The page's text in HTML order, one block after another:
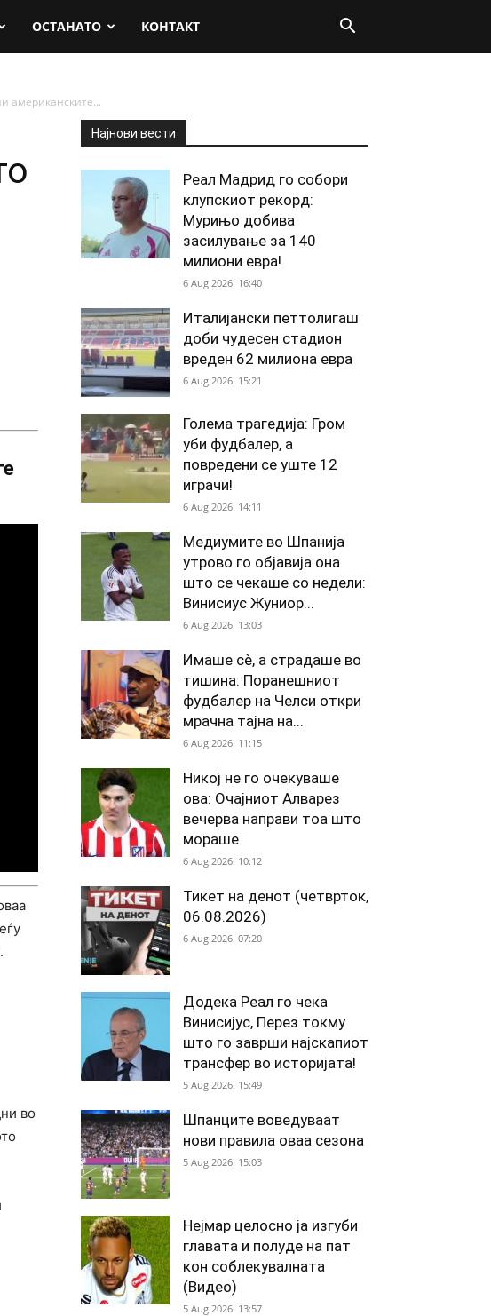
ОСТАНАТО КОНТАКТ
американските...
во
Најнови вести
Реал Мадрид го собори
клупскиот рекорд:
Мурињо добива
засилување за 140
милиони евра!
6 Aug 2026. 16:40
Италијански петтолигаш
доби чудесен стадион
вреден 62 милиона евра
6 Aug 2026. 15:21
Голема трагедија: Гром
уби фудбалер, а
повредени се уште 12
играчи!
6 Aug 2026. 14:11
Медиумите во Шпанија
утрово го објавија она
што се чекаше со недели:
Винисиус Жуниор...
6 Aug 2026. 13:03
Имаше сè, а страдаше во
тишина: Поранешниот
фудбалер на Челси откри
мрачна тајна на...
6 Aug 2026. 11:15
Никој не го очекуваше
ова: Очајниот Алварез
вечерва направи тоа што
мораше
6 Aug 2026. 10:12
Тикет на денот (четврток,
06.08.2026)
6 Aug 2026. 07:20
Додека Реал го чека
Винисијус, Перез токму
што го заврши најскапиот
трансфер во историјата!
5 Aug 2026. 15:49
Шпанците воведуваат
нови правила оваа сезона
5 Aug 2026. 15:03
Нејмар целосно ја изгуби
главата и полуде на пат
кон соблекувалната
(Видео)
5 Aug 2026. 13:57